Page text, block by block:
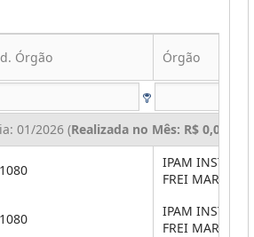
Órgão Órgão
01/2026 (Realizada no Mês: R$ 0,00
IPAM
FREI
IPAM
FREI